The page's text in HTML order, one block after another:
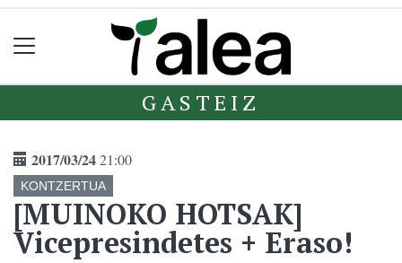
GASTEIZ
2017/03/2421:00
KONTZERTUA
[MUINOKO HOTSAK]
Vicepresindetes + Eraso!